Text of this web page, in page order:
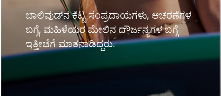
ಬಾಲಿವುಡ್​​ನ ಕೆಟ್ಟ ಸಂಪ್ರದಾಯಗಳು, ಆಚರಣೆಗಳ
ಬಗ್ಗೆ, ಮಹಿಳೆಯರ ಮೇಲಿನ ದೌರ್ಜನ್ಯಗಳ ಬಗ್ಗೆ
ಇತ್ತೀಚೆಗೆ ಮಾತನಾಡಿದ್ದರು.